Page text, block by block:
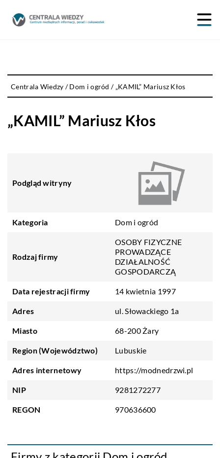
Centrala Wiedzy /Dom i ogród / „KAMIL” Mariusz Kłos
„KAMIL” Mariusz Kłos
Podgląd witryny
Kategoria Dom i ogród
Rodzaj firmy
OSOBY FIZYCZNE
PROWADZĄCE
DZIAŁALNOŚĆ
GOSPODARCZĄ
Data rejestracji firmy 14 kwietnia 1997
Adres ul. Słowackiego 1a
Miasto 68-200 Żary
Region (Województwo) Lubuskie
Adres internetowy https://modnedrzwi.pl
NIP 9281272277
REGON 970636600